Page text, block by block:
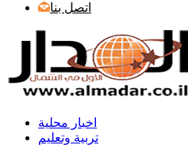
اتصل بنا
اخبار محلية
تربية وتعليم